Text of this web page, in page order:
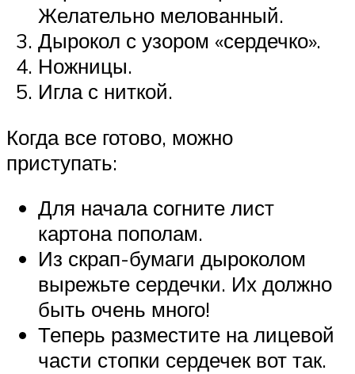
Желательно мелованный.
Дырокол с узором «сердечко».
Ножницы.
Игла с ниткой.
Когда все готово, можно
приступать:
Для начала согните лист
картона пополам.
Из скрап-бумаги дыроколом
вырежьте сердечки. Их должно
быть очень много!
Теперь разместите на лицевой
части стопки сердечек вот так.